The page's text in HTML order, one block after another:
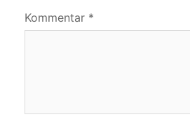
Kommentar *